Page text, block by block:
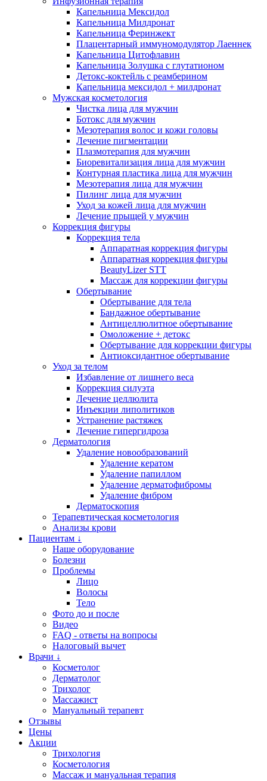
Капельница Мексидол
Капельница Милдронат
Капельница Феринжект
Плацентарный иммуномодулятор Лаеннек
Капельница Цитофлавин
Капельница Золушка с глутатионом
Детокс-коктейль с реамберином
Капельница мексидол + милдронат
Мужская косметология
Чистка лица для мужчин
Ботокс для мужчин
Мезотерапия волос и кожи головы
Лечение пигментации
Плазмотерапия для мужчин
Биоревитализация лица для мужчин
Контурная пластика лица для мужчин
Мезотерапия лица для мужчин
Пилинг лица для мужчин
Уход за кожей лица для мужчин
Лечение прыщей у мужчин
Коррекция фигуры
Коррекция тела
Аппаратная коррекция фигуры
Аппаратная коррекция фигуры
BeautyLizer STT
Массаж для коррекции фигуры
Обертывание
Обертывание для тела
Бандажное обертывание
Антицеллюлитное обертывание
Омоложение + детокс
Обертывание для коррекции фигуры
Антиоксидантное обертывание
Уход за телом
Избавление от лишнего веса
Коррекция силуэта
Лечение целлюлита
Инъекции липолитиков
Устранение растяжек
Лечение гипергидроза
Дерматология
Удаление новообразований
Удаление кератом
Удаление папиллом
Удаление дерматофибромы
Удаление фибром
Дерматоскопия
Терапевтическая косметология
Анализы крови
Пациентам ↓
Наше оборудование
Болезни
Проблемы
Лицо
Волосы
Тело
Фото до и после
Видео
FAQ - ответы на вопросы
Налоговый вычет
Врачи ↓
Косметолог
Дерматолог
Трихолог
Массажист
Мануальный терапевт
Отзывы
Цены
Акции
Трихология
Косметология
Массаж и мануальная терапия